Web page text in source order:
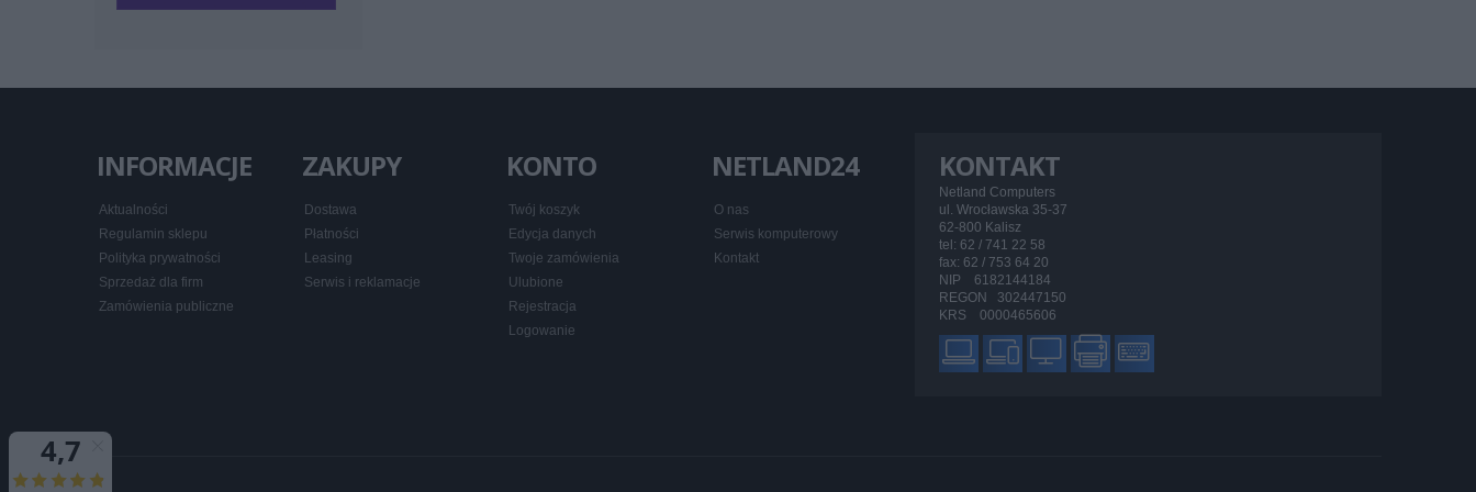
KONTAKT
Netland Computers
ul. Wrocławska 35-37
62-800 Kalisz
tel: 62 / 741 22 58
fax: 62 / 753 64 20
NIP 6182144184
REGON 302447150
KRS 0000465606
INFORMACJE
Aktualności
Regulamin sklepu
Polityka prywatności
Sprzedaż dla firm
Zamówienia publiczne
ZAKUPY
Dostawa
Płatności
Leasing
Serwis i reklamacje
KONTO
Twój koszyk
Edycja danych
Twoje zamówienia
Ulubione
Rejestracja
Logowanie
NETLAND24
O nas
Serwis komputerowy
Kontakt